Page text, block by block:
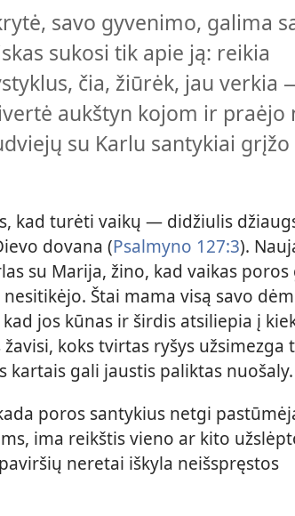
savo gyvenimo, galima
sukosi tik apie ją: reikia
čia, žiūrėk, jau verkia
aukštyn kojom ir praėjo
su Karlu santykiai grįžo
kad turėti vaikų — didžiulis
dovana (Psalmyno 127:3).
su Marija, žino, kad vaikas
Štai mama visą savo
jos kūnas ir širdis atsiliepia į
koks tvirtas ryšys užsimezga
kartais gali jaustis paliktas nuošaly.
poros santykius netgi
ima reikštis vieno ar kito
neretai iškyla neišspręstos